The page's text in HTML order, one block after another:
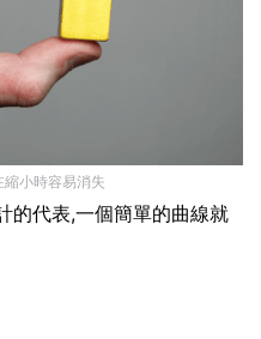
縮小時容易消失
的代表,一個簡單的曲線就